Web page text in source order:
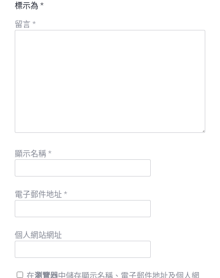
標示為 *
留言 *
顯示名稱 *
電子郵件地址 *
個人網站網址
在瀏覽器中儲存顯示名稱、電子郵件地址及個人網